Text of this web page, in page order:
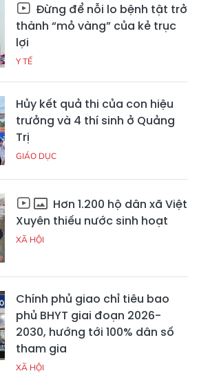
Đừng để nỗi lo bệnh tật trở
thành “mỏ vàng” của kẻ trục
lợi
Y TẾ
Hủy kết quả thi của con hiệu
trưởng và 4 thí sinh ở Quảng
Trị
GIÁO DỤC
Hơn 1.200 hộ dân xã Việt
Xuyên thiếu nước sinh hoạt
XÃ HỘI
Chính phủ giao chỉ tiêu bao
phủ BHYT giai đoạn 2026-
2030, hướng tới 100% dân số
tham gia
XÃ HỘI